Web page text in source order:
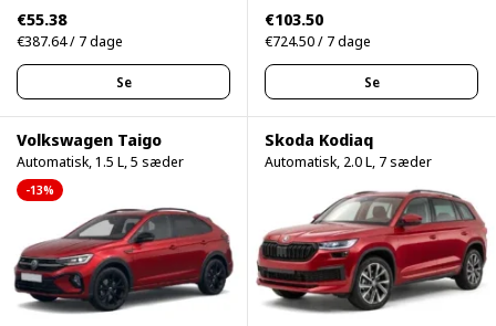
€55.38
€387.64 / 7 dage
Se
€103.50
€724.50 / 7 dage
Se
Volkswagen Taigo
Automatisk, 1.5 L, 5 sæder
-13%
Skoda Kodiaq
Automatisk, 2.0 L, 7 sæder